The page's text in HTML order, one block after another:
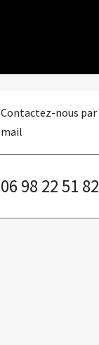
Contactez-nous par
mail
06 98 22 51 82